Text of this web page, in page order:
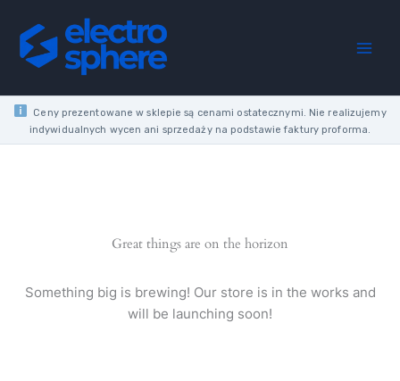
content
Ceny prezentowane w sklepie są cenami ostatecznymi. Nie realizujemy
indywidualnych wycen ani sprzedaży na podstawie faktury proforma.
Great things are on the horizon
Something big is brewing! Our store is in the works and
will be launching soon!
ANGLE
GRINDER
18V
3500-
8500
RPM